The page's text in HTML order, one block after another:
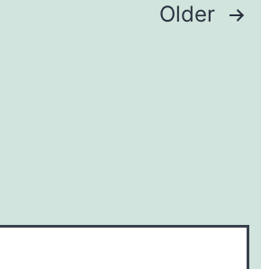
Older